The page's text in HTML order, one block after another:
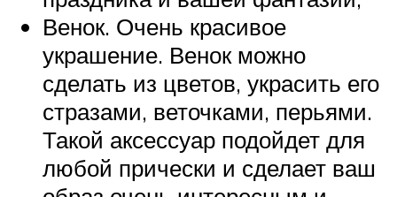
Венок. Очень красивое
украшение. Венок можно
сделать из цветов, украсить его
стразами, веточками, перьями.
Такой аксессуар подойдет для
любой прически и сделает ваш